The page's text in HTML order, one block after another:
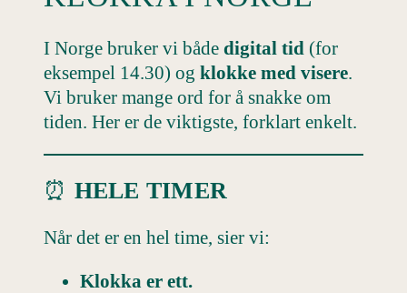
I Norge bruker vi både digital tid (for
eksempel 14.30) og klokke med visere.
Vi bruker mange ord for å snakke om
tiden. Her er de viktigste, forklart enkelt.
⏰ HELE TIMER
Når det er en hel time, sier vi:
Klokka er ett.